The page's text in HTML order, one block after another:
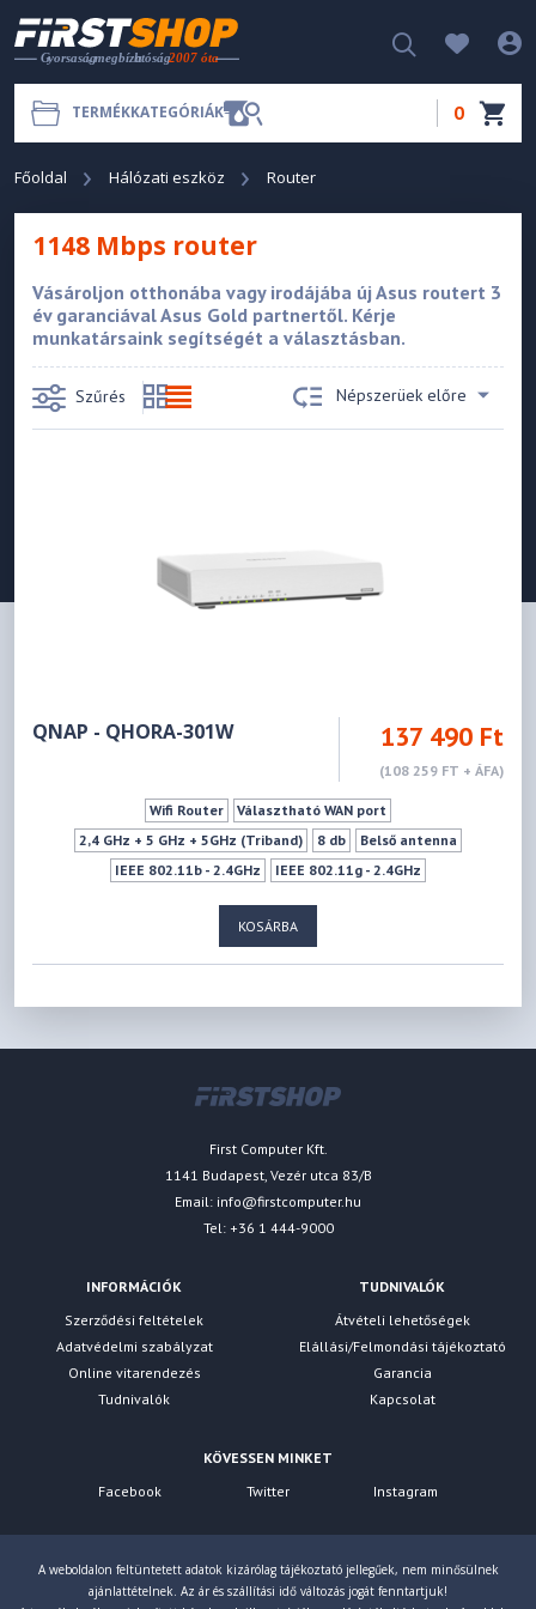
TERMÉKKATEGÓRIÁK 0
Főoldal Hálózati eszköz Router
1148 Mbps router
Vásároljon otthonába vagy irodájába új Asus routert 3
év garanciával Asus Gold partnertől. Kérje
munkatársaink segítségét a választásban.
Szűrés Népszerüek előre
QNAP - QHORA-301W 137 490 Ft
(108 259 FT + ÁFA)
Wifi Router
Választható WAN port
2,4 GHz + 5 GHz + 5GHz (Triband)
8 db
Belső antenna
IEEE 802.11b - 2.4GHz
IEEE 802.11g - 2.4GHz
IEEE 802.11a - 5GHz
KOSÁRBA
First Computer Kft.
1141 Budapest, Vezér utca 83/B
Email: info@firstcomputer.hu
Tel: +36 1 444-9000
INFORMÁCIÓK
Szerződési feltételek
Adatvédelmi szabályzat
Online vitarendezés
Tudnivalók
TUDNIVALÓK
Átvételi lehetőségek
Elállási/Felmondási tájékoztató
Garancia
Kapcsolat
KÖVESSEN MINKET
Facebook
Twitter Instagram
A weboldalon feltüntetett adatok kizárólag tájékoztató jellegűek, nem minősülnek
ajánlattételnek. Az ár és szállítási idő változás jogát fenntartjuk!